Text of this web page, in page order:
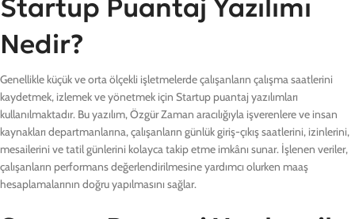
Startup Puantaj Yazılımı
Nedir?
Genellikle küçük ve orta ölçekli işletmelerde çalışanların çalışma saatlerini
kaydetmek, izlemek ve yönetmek için Startup puantaj yazılımları
kullanılmaktadır. Bu yazılım, Özgür Zaman aracılığıyla işverenlere ve insan
kaynakları departmanlarına, çalışanların günlük giriş-çıkış saatlerini, izinlerini,
mesailerini ve tatil günlerini kolayca takip etme imkânı sunar. İşlenen veriler,
çalışanların performans değerlendirilmesine yardımcı olurken maaş
hesaplamalarının doğru yapılmasını sağlar.